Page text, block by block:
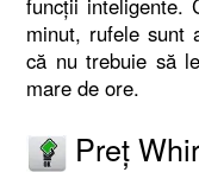
funcții inteligente.
minut, rufele sunt
că nu trebuie să
mare de ore.
Preț